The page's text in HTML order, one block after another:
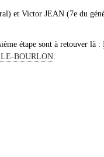
et Victor JEAN (7e du
étape sont à retouver là :
BOURLON.